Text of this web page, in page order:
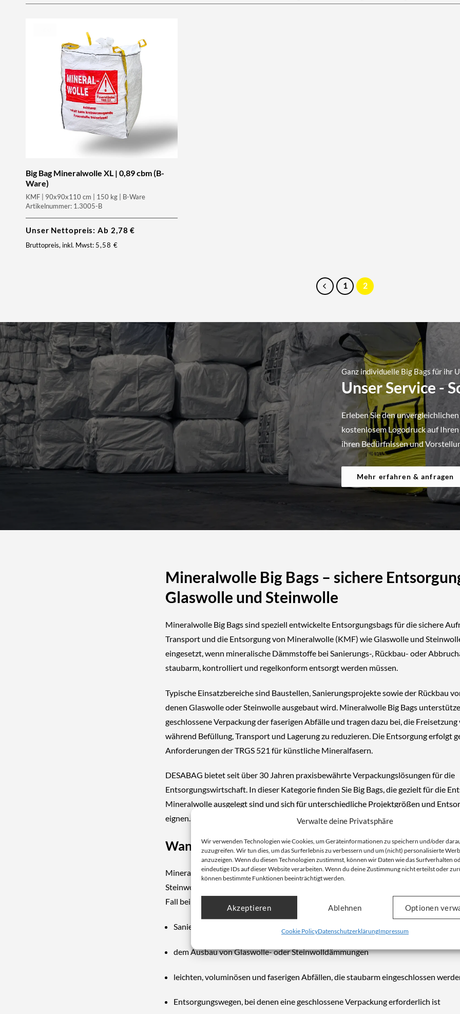
Verwalte deine Privatsphäre
Wir verwenden Technologien wie Cookies, um Geräteinformationen zu speichern und/oder
zuzugreifen. Wir tun dies, um das Surferlebnis zu verbessern und um (nicht) personalisierte
anzuzeigen. Wenn du diesen Technologien zustimmst, können wir Daten wie das Surfverhalten
eindeutige IDs auf dieser Website verarbeiten. Wenn du deine Zustimmung nicht erteilst oder
können bestimmte Funktionen beeinträchtigt werden.
Akzeptieren Ablehnen Optionen
Cookie PolicyDatenschutzerklärungImpressum
Big Bag Mineralwolle XL | 0,89 cbm (B-
Ware)
KMF | 90x90x110 cm | 150 kg | B-Ware
Artikelnummer: 1.3005-B
Unser Nettopreis: Ab 2,78€
Bruttopreis, inkl. Mwst: 5,58 €
1 2
Ganz individuelle Big Bags für ihr
Unser Service -
Erleben Sie den
kostenlosem Logodruck auf
ihren Bedürfnissen und
Mehr erfahren & anfragen
Mineralwolle Big Bags – sichere
Glaswolle und Steinwolle
Mineralwolle Big Bags sind speziell entwickelte Entsorgungsbags für diesichere
Transport und die Entsorgung von Mineralwolle (KMF) wieGlaswolle und
eingesetzt, wenn mineralische Dämmstoffe bei Sanierungs-, Rückbau- oder
staubarm, kontrolliert und regelkonform entsorgt werden müssen.
Typische Einsatzbereiche sind Baustellen, Sanierungsprojekte sowie der Rückbau
denen Glaswolle oder Steinwolle ausgebaut wird. Mineralwolle Big Bags
geschlossene Verpackung der faserigen Abfälle und tragen dazu bei, die
während Befüllung, Transport und Lagerung zu reduzieren. Die Entsorgung erfolgt
Anforderungen derTRGS 521 für künstliche Mineralfasern.
DESABAG bietet seit über 30 Jahren praxisbewährte Verpackungslösungen für die
Entsorgungswirtschaft. In dieser Kategorie finden Sie Big Bags, diegezielt für die
Mineralwolle ausgelegtsind und sich für unterschiedliche Projektgrößen und
eignen.
Wann sind Mineralwolle Big Bags erforderlich?
Mineralwolle Big Bags kommen immer dann zum Einsatz, wenn Dämmstoffe wie
Steinwolle sicher verpackt und zur Entsorgung transportiert werden müssen. Dies
Fall bei:
Sanierungs- und Rückbauarbeiten mit mineralischen Dämmstoffen
dem Ausbau von Glaswolle- oder Steinwolldämmungen
leichten, voluminösen und faserigen Abfällen, die staubarm eingeschlossen
Entsorgungswegen, bei denen eine geschlossene Verpackung erforderlich ist